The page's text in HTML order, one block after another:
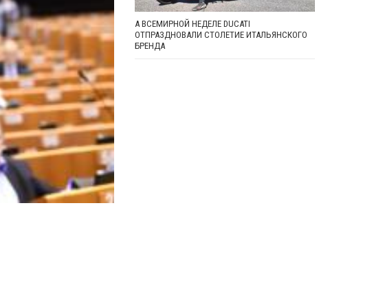
А ВСЕМИРНОЙ НЕДЕЛЕ DUCATI
ОТПРАЗДНОВАЛИ СТОЛЕТИЕ ИТАЛЬЯНСКОГО
БРЕНДА